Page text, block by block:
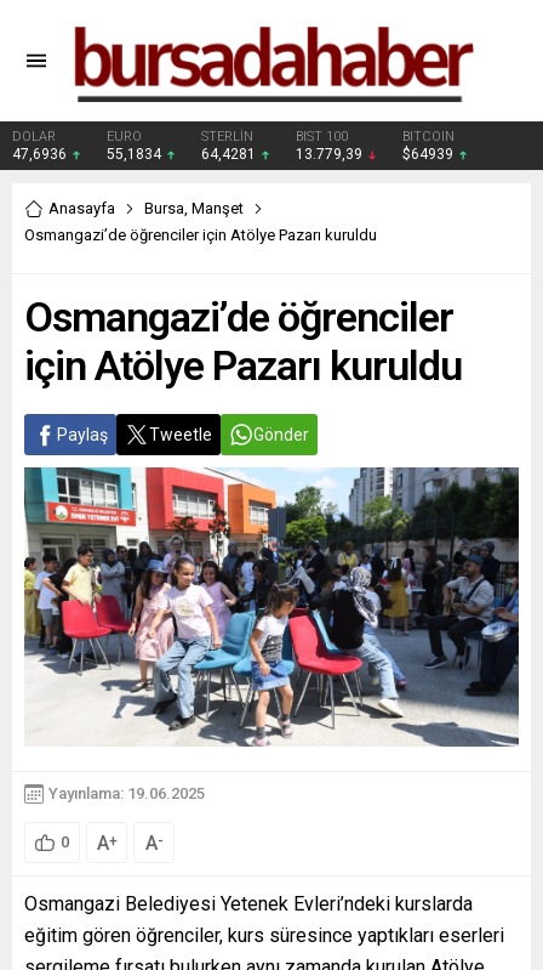
DOLAR
47,6936
EURO
55,1834
STERLİN
64,4281
BIST 100
13.779,39
BITCOIN
$64939
Anasayfa Bursa, Manşet
Osmangazi’de öğrenciler için Atölye Pazarı kuruldu
Osmangazi’de öğrenciler
için Atölye Pazarı kuruldu
Paylaş Tweetle Gönder
Yayınlama: 19.06.2025
0 A+ A-
Osmangazi Belediyesi Yetenek Evleri’ndeki kurslarda
eğitim gören öğrenciler, kurs süresince yaptıkları eserleri